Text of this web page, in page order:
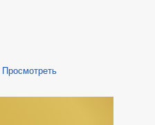
Просмотреть